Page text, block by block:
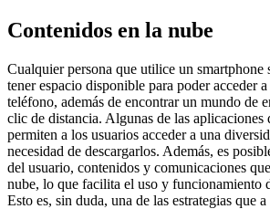
Contenidos en la nube
Cualquier persona que utilice un smartphone
tener espacio disponible para poder acceder
teléfono, además de encontrar un mundo de
clic de distancia. Algunas de las aplicaciones
permiten a los usuarios acceder a una
necesidad de descargarlos. Además, es
del usuario, contenidos y comunicaciones
nube, lo que facilita el uso y funcionamiento
Esto es, sin duda, una de las estrategias que